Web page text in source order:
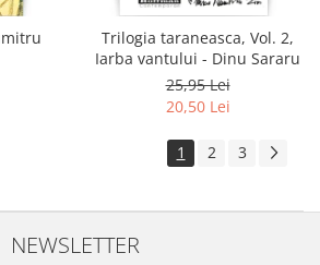
Trilogia taraneasca, Vol. 2,
Iarba vantului - Dinu Sararu
25,95 Lei
20,50 Lei
1 2 3
NEWSLETTER